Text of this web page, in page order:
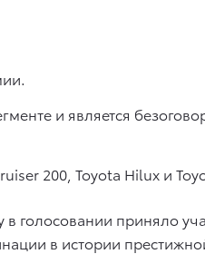
и является
200, Toyota Hilux и
голосовании приняло
в истории